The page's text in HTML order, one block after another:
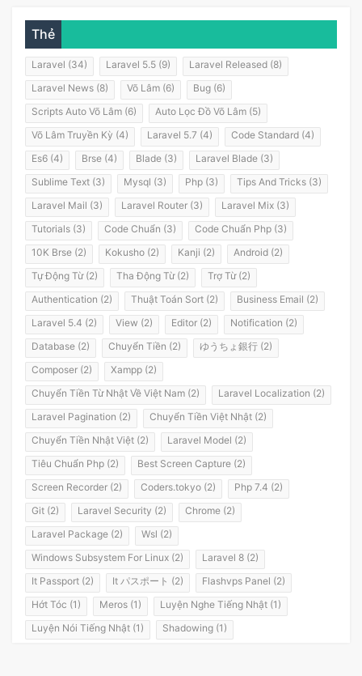
Thẻ
Laravel (34) Laravel 5.5 (9)
Laravel Released (8)
Laravel News (8)
Võ Lâm (6)
Bug (6)
Scripts Auto Võ Lâm (6)
Auto Lọc Đồ Võ Lâm (5)
Võ Lâm Truyền Kỳ (4)
Laravel 5.7 (4)
Code Standard (4)
Es6 (4)
Brse (4) Blade (3)
Laravel Blade (3)
Sublime Text (3)
Mysql (3) Php (3)
Tips And Tricks (3)
Laravel Mail (3)
Laravel Router (3)
Laravel Mix (3)
Tutorials (3)
Code Chuẩn (3)
Code Chuẩn Php (3)
10K Brse (2)
Kokusho (2) Kanji (2)
Android (2)
Tự Động Từ (2)
Tha Động Từ (2)
Trợ Từ (2)
Authentication (2)
Thuật Toán Sort (2)
Business Email (2)
Laravel 5.4 (2)
View (2) Editor (2)
Notification (2)
Database (2)
Chuyển Tiền (2)
ゆうちょ銀行 (2)
Composer (2)
Xampp (2)
Chuyển Tiền Từ Nhật Về Việt Nam (2)
Laravel Localization (2)
Laravel Pagination (2)
Chuyển Tiền Việt Nhật (2)
Chuyển Tiền Nhật Việt (2)
Laravel Model (2)
Tiêu Chuẩn Php (2)
Best Screen Capture (2)
Screen Recorder (2)
Coders.tokyo (2)
Php 7.4 (2)
Git (2)
Laravel Security (2)
Chrome (2)
Laravel Package (2)
Wsl (2)
Windows Subsystem For Linux (2)
Laravel 8 (2)
It Passport (2)
It パスポート (2)
Flashvps Panel (2)
Hớt Tóc (1)
Meros (1)
Luyện Nghe Tiếng Nhật (1)
Luyện Nói Tiếng Nhật (1)
Shadowing (1)